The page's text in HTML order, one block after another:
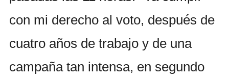
con mi derecho al voto, después de
cuatro años de trabajo y de una
campaña tan intensa, en segundo